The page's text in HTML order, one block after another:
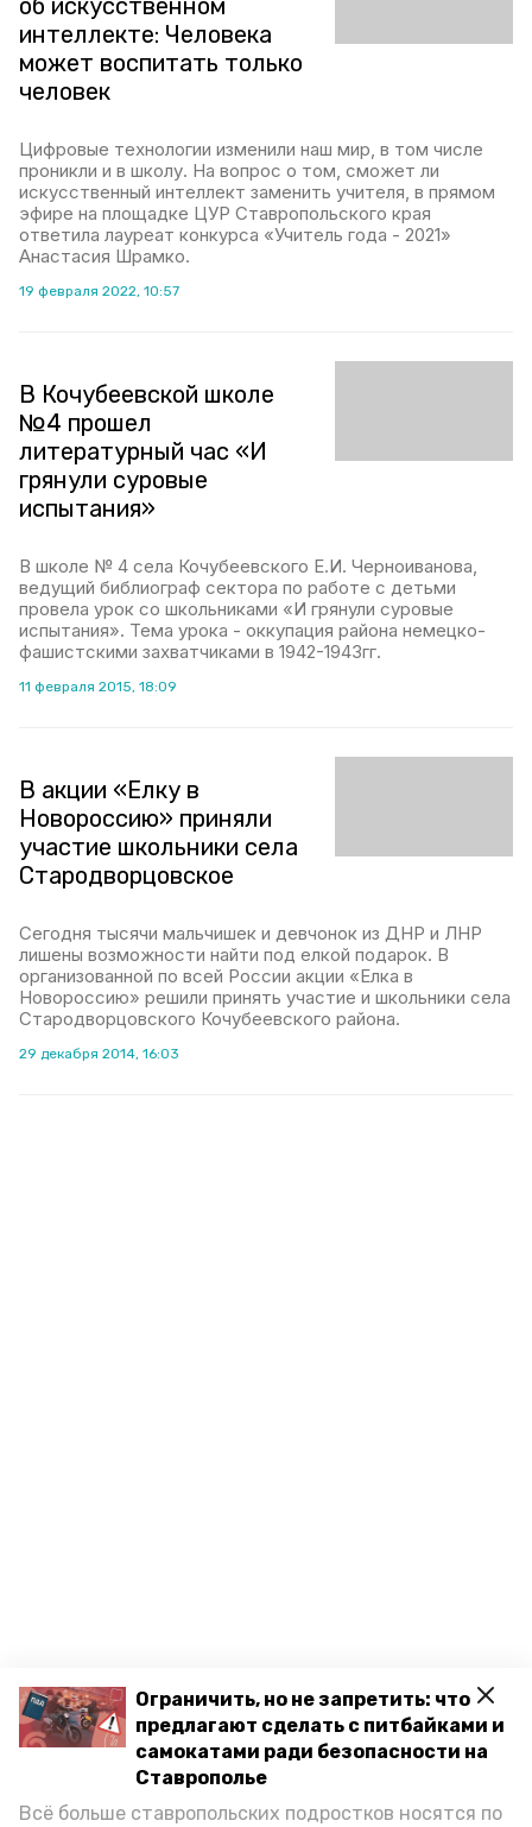
Ограничить, но не запретить: что
предлагают сделать с питбайками и
самокатами ради безопасности на
Ставрополье
Всё больше ставропольских подростков носятся по
об искусственном
интеллекте: Человека
может воспитать только
человек
Цифровые технологии изменили наш мир, в том числе
проникли и в школу. На вопрос о том, сможет ли
искусственный интеллект заменить учителя, в прямом
эфире на площадке ЦУР Ставропольского края
ответила лауреат конкурса «Учитель года - 2021»
Анастасия Шрамко.
19 февраля 2022, 10:57
В Кочубеевской школе
№4 прошел
литературный час «И
грянули суровые
испытания»
В школе № 4 села Кочубеевского Е.И. Черноиванова,
ведущий библиограф сектора по работе с детьми
провела урок со школьниками «И грянули суровые
испытания». Тема урока - оккупация района немецко-
фашистскими захватчиками в 1942-1943гг.
11 февраля 2015, 18:09
В акции «Елку в
Новороссию» приняли
участие школьники села
Стародворцовское
Сегодня тысячи мальчишек и девчонок из ДНР и ЛНР
лишены возможности найти под елкой подарок. В
организованной по всей России акции «Елка в
Новороссию» решили принять участие и школьники села
Стародворцовского Кочубеевского района.
29 декабря 2014, 16:03
Разделы
Новости